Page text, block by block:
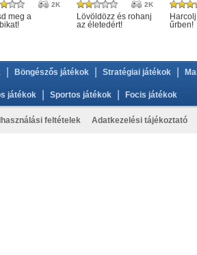
2K
meg a
2K
Lövöldözz és rohanj
az életedért!
űrben!
Böngészős játékok Stratégiai játékok
játékok Sportos játékok Focis játékok
feltételek Adatkezelési tájékoztató